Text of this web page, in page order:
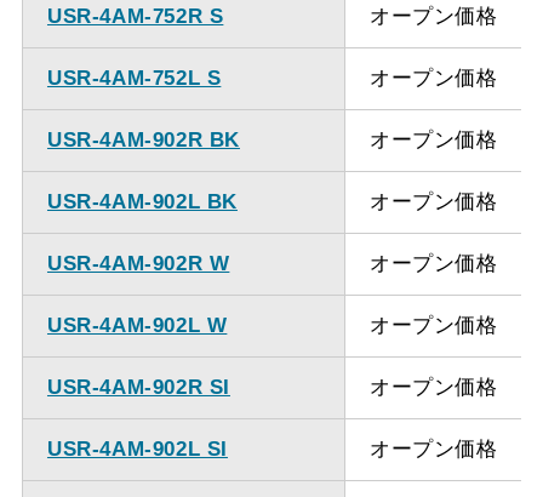
USR-4AM-752R S オープン価格
USR-4AM-752L S オープン価格
USR-4AM-902R BK オープン価格
USR-4AM-902L BK オープン価格
USR-4AM-902R W オープン価格
USR-4AM-902L W オープン価格
USR-4AM-902R SI オープン価格
USR-4AM-902L SI オープン価格